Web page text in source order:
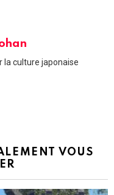
la culture japonaise
VOUS